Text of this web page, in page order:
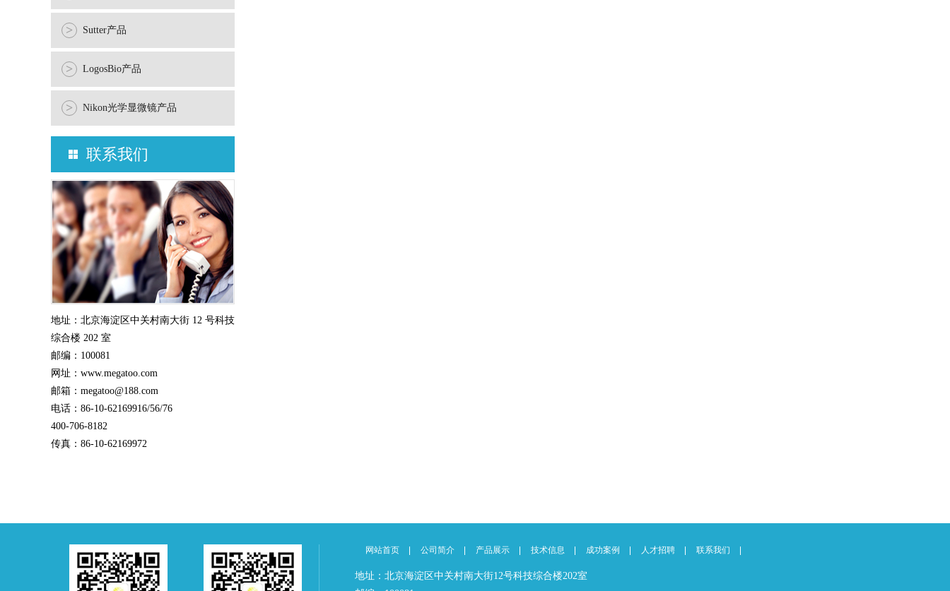
> Sutter产品
> LogosBio产品
> Nikon光学显微镜产品
联系我们
地址：北京海淀区中关村南大街 12 号科技
综合楼 202 室
邮编：100081
网址：www.megatoo.com
邮箱：megatoo@188.com
电话：86-10-62169916/56/76
400-706-8182
传真：86-10-62169972
网站首页 公司简介 产品展示 技术信息 成功案例 人才招聘 联系我们
地址：北京海淀区中关村南大街12号科技综合楼202室